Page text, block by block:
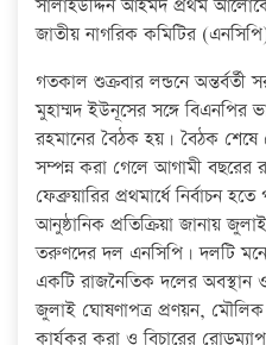
সালাহউদ্দিন আহমদ প্রথম
জাতীয় নাগরিক কমিটির
গতকাল শুক্রবার লন্ডনে অন্তর্বর্তী
মুহাম্মদ ইউনূসের সঙ্গে বিএনপির
রহমানের বৈঠক হয়। বৈঠক
সম্পন্ন করা গেলে আগামী বছরের
ফেব্রুয়ারির প্রথমার্ধে নির্বাচন
আনুষ্ঠানিক প্রতিক্রিয়া জানায়
তরুণদের দল এনসিপি। দলটি মনে
একটি রাজনৈতিক দলের অবস্থান ও
জুলাই ঘোষণাপত্র প্রণয়ন, মৌলিক